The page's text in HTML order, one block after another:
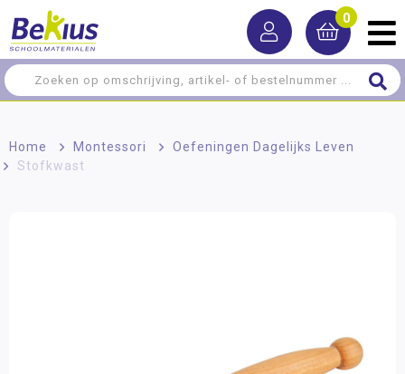
0
Home > Montessori > Oefeningen Dagelijks Leven
Stofkwast